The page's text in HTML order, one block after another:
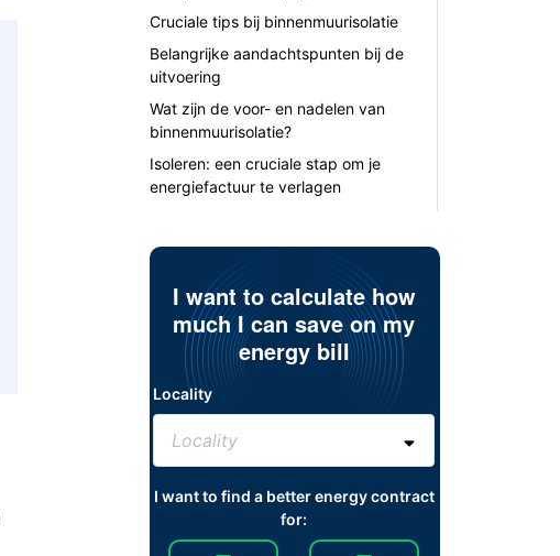
Cruciale tips bij binnenmuurisolatie
Belangrijke aandachtspunten bij de
uitvoering
Wat zijn de voor- en nadelen van
binnenmuurisolatie?
Isoleren: een cruciale stap om je
energiefactuur te verlagen
I want to calculate how
much I can save on my
energy bill
Locality
I want to find a better energy contract
for: